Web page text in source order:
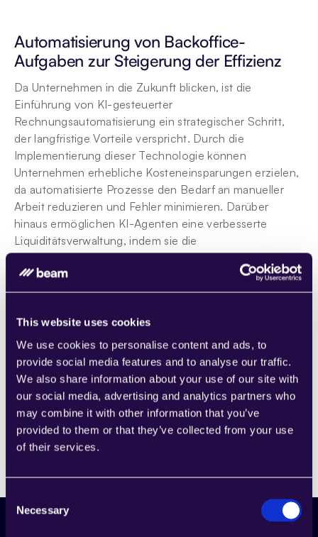
This website uses cookies
We use cookies to personalise content and ads, to
provide social media features and to analyse our traffic.
We also share information about your use of our site with
our social media, advertising and analytics partners who
may combine it with other information that you’ve
provided to them or that they’ve collected from your use
of their services.
Consent
Selection
Necessary
Automatisierung von Backoffice-
Aufgaben zur Steigerung der Effizienz
Da Unternehmen in die Zukunft blicken, ist die
Einführung von KI-gesteuerter
Rechnungsautomatisierung ein strategischer Schritt,
der langfristige Vorteile verspricht. Durch die
Implementierung dieser Technologie können
Unternehmen erhebliche Kosteneinsparungen erzielen,
da automatisierte Prozesse den Bedarf an manueller
Arbeit reduzieren und Fehler minimieren. Darüber
hinaus ermöglichen KI-Agenten eine verbesserte
Liquiditätsverwaltung, indem sie die
Rechnungsverarbeitung beschleunigen und pünktliche
Zahlungen sicherstellen. Dies verbessert nicht nur die
finanzielle Stabilität, sondern stärkt auch die
Unternehmenswachstum ermöglicht die KI-gesteuerte
Automatisierung eine effiziente Skalierung der Abläufe,
ohne dass zusätzliches Personal benötigt wird. Durch
das Vorantreiben dieser innovativen Technologie
können Unternehmen in einer zunehmend digitalen
Geschäftsumgebung einen Wettbewerbsvorteil
erhalten.